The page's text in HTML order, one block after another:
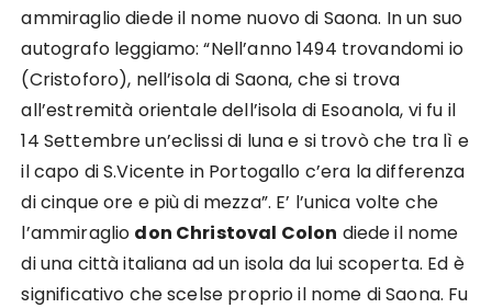
ammiraglio diede il nome nuovo di Saona. In un suo
autografo leggiamo: “Nell’anno 1494 trovandomi io
(Cristoforo), nell’isola di Saona, che si trova
all’estremità orientale dell’isola di Esoanola, vi fu il
14 Settembre un’eclissi di luna e si trovò che tra lì e
il capo di S.Vicente in Portogallo c’era la differenza
di cinque ore e più di mezza”. E’ l’unica volte che
l’ammiraglio don Christoval Colon diede il nome
di una città italiana ad un isola da lui scoperta. Ed è
significativo che scelse proprio il nome di Saona. Fu